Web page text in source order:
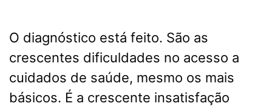
O diagnóstico está feito. São as
crescentes dificuldades no acesso a
cuidados de saúde, mesmo os mais
básicos. É a crescente insatisfação